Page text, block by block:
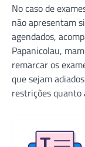
No caso de
não apresentam
agendados,
Papanicolau,
remarcar os
que sejam
restrições